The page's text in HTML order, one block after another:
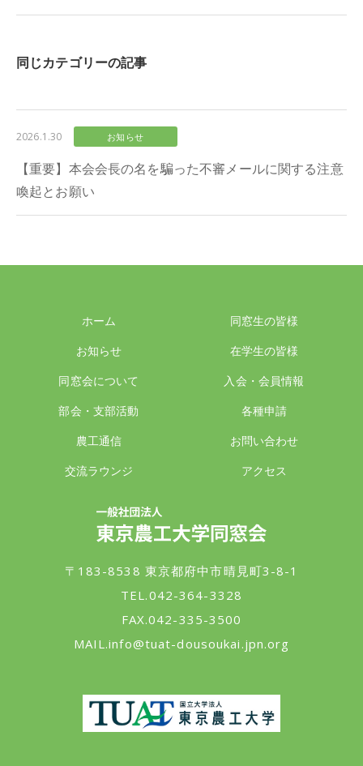
同じカテゴリーの記事
2026.1.30 お知らせ
【重要】本会会長の名を騙った不審メールに関する注意
喚起とお願い
ホーム
お知らせ
同窓会について
部会・支部活動
農工通信
交流ラウンジ
同窓生の皆様
在学生の皆様
入会・会員情報
各種申請
お問い合わせ
アクセス
〒183-8538 東京都府中市晴見町3-8-1
TEL.042-364-3328
FAX.042-335-3500
MAIL.info@tuat-dousoukai.jpn.org